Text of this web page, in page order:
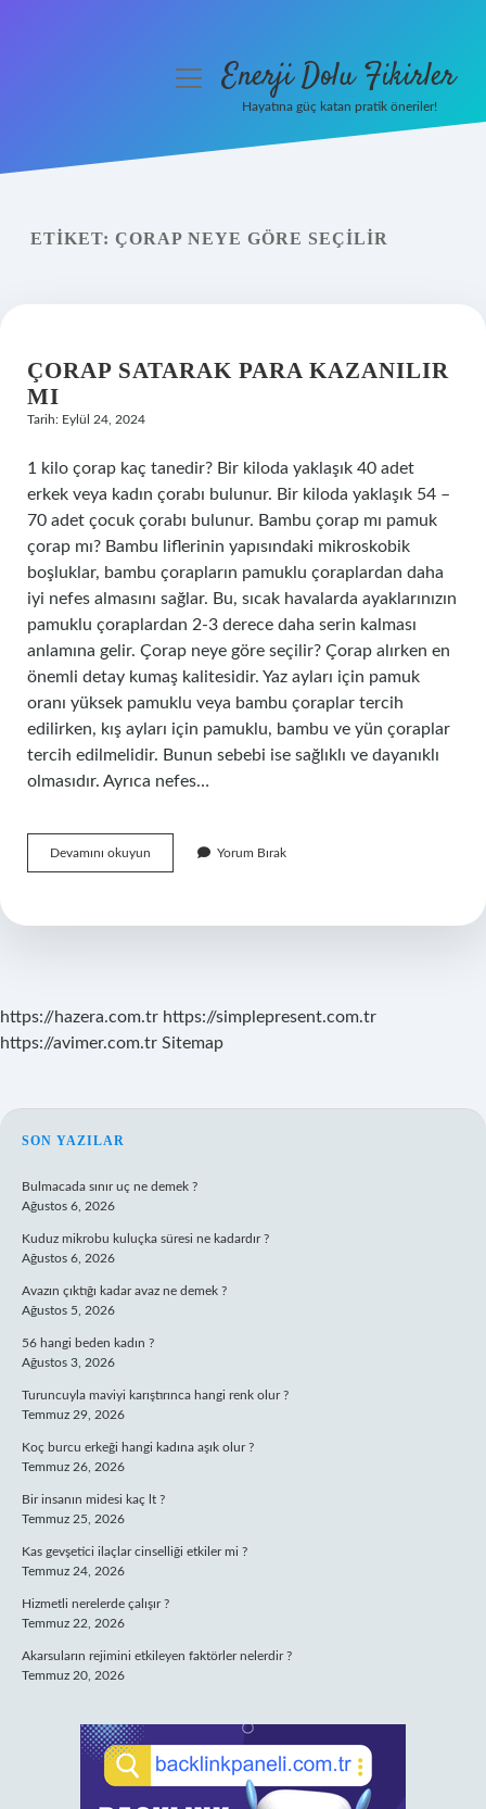
Yasal Uyarı
menüyüEnerji Dolu Fikirler
Hayatına güç katan pratik öneriler!
ETIKET: ÇORAP NEYE GÖRE SEÇILIR
ÇORAP SATARAK PARA KAZANILIR
MI
Tarih: Eylül 24, 2024
1 kilo çorap kaç tanedir? Bir kiloda yaklaşık 40 adet
erkek veya kadın çorabı bulunur. Bir kiloda yaklaşık 54 –
70 adet çocuk çorabı bulunur. Bambu çorap mı pamuk
çorap mı? Bambu liflerinin yapısındaki mikroskobik
boşluklar, bambu çorapların pamuklu çoraplardan daha
iyi nefes almasını sağlar. Bu, sıcak havalarda ayaklarınızın
pamuklu çoraplardan 2-3 derece daha serin kalması
anlamına gelir. Çorap neye göre seçilir? Çorap alırken en
önemli detay kumaş kalitesidir. Yaz ayları için pamuk
oranı yüksek pamuklu veya bambu çoraplar tercih
edilirken, kış ayları için pamuklu, bambu ve yün çoraplar
tercih edilmelidir. Bunun sebebi ise sağlıklı ve dayanıklı
olmasıdır. Ayrıca nefes…
Devamını okuyun
Satarak
Mı
Yorum Bırak
https://hazera.com.tr https://simplepresent.com.tr
https://avimer.com.tr Sitemap
SIDEBAR
SON YAZILAR
Bulmacada sınır uç ne demek ?
Ağustos 6, 2026
Kuduz mikrobu kuluçka süresi ne kadardır ?
Ağustos 6, 2026
Avazın çıktığı kadar avaz ne demek ?
Ağustos 5, 2026
56 hangi beden kadın ?
Ağustos 3, 2026
Turuncuyla maviyi karıştırınca hangi renk olur ?
Temmuz 29, 2026
Koç burcu erkeği hangi kadına aşık olur ?
Temmuz 26, 2026
Bir insanın midesi kaç lt ?
Temmuz 25, 2026
Kas gevşetici ilaçlar cinselliği etkiler mi ?
Temmuz 24, 2026
Hizmetli nerelerde çalışır ?
Temmuz 22, 2026
Akarsuların rejimini etkileyen faktörler nelerdir ?
Temmuz 20, 2026